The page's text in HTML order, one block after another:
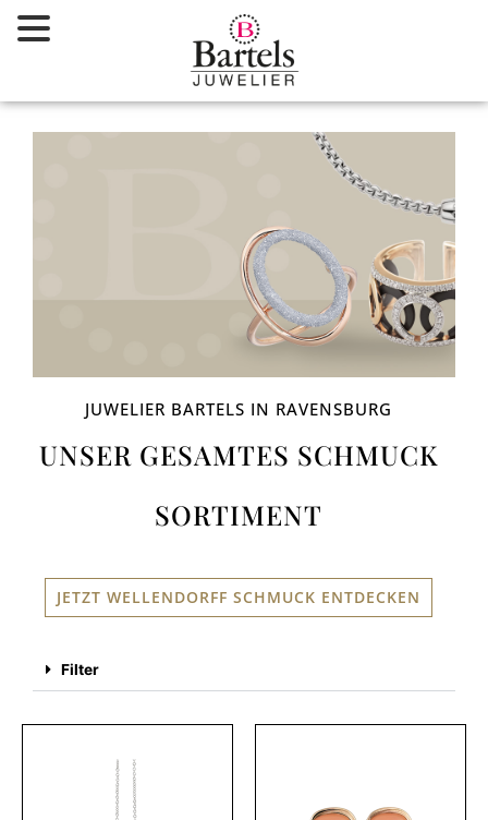
Inhalt
JUWELIER BARTELS IN RAVENSBURG
UNSER GESAMTES SCHMUCK
SORTIMENT
JETZT WELLENDORFF SCHMUCK ENTDECKEN
Filter